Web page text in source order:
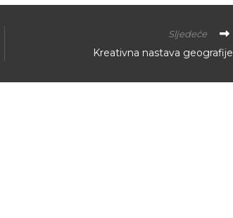
Sljedeće
Kreativna nastava geografije